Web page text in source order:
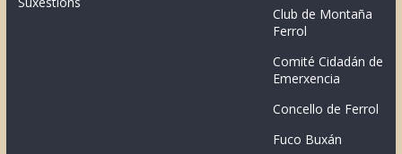
Club de Montaña
Ferrol
Comité Cidadán de
Emerxencia
Concello de Ferrol
Fuco Buxán